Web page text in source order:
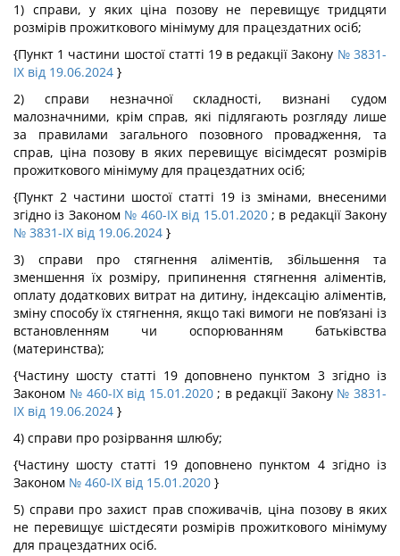
1) справи, у яких ціна позову не перевищує тридцяти
розмірів прожиткового мінімуму для працездатних осіб;
{Пункт 1 частини шостої статті 19 в редакції Закону № 3831-
IX від 19.06.2024 }
2) справи незначної складності, визнані судом
малозначними, крім справ, які підлягають розгляду лише
за правилами загального позовного провадження, та
справ, ціна позову в яких перевищує вісімдесят розмірів
прожиткового мінімуму для працездатних осіб;
{Пункт 2 частини шостої статті 19 із змінами, внесеними
згідно із Законом № 460-IX від 15.01.2020; в редакції Закону
№ 3831-IX від 19.06.2024 }
3) справи про стягнення аліментів, збільшення та
зменшення їх розміру, припинення стягнення аліментів,
оплату додаткових витрат на дитину, індексацію аліментів,
зміну способу їх стягнення, якщо такі вимоги не пов’язані із
встановленням чи оспорюванням батьківства
(материнства);
{Частину шосту статті 19 доповнено пунктом 3 згідно із
Законом № 460-IX від 15.01.2020; в редакції Закону № 3831-
IX від 19.06.2024 }
4) справи про розірвання шлюбу;
{Частину шосту статті 19 доповнено пунктом 4 згідно із
Законом № 460-IX від 15.01.2020 }
5) справи про захист прав споживачів, ціна позову в яких
не перевищує шістдесяти розмірів прожиткового мінімуму
для працездатних осіб.